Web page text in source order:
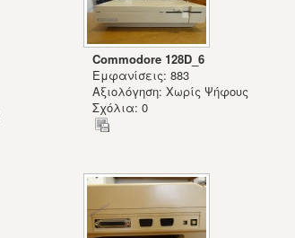
Commodore 128D_6
Εμφανίσεις: 883
Αξιολόγηση: Χωρίς Ψήφους
Σχόλια: 0